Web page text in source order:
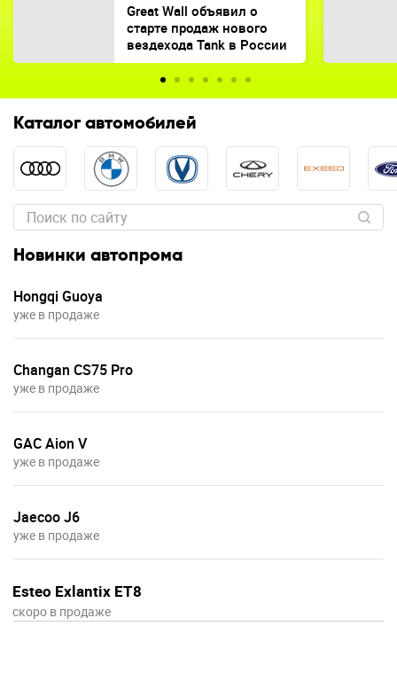
Great Wall объявил о
старте продаж нового
вездехода Tank в России
Каталог автомобилей
Новинки автопрома
Hongqi Guoya
уже в продаже
Changan CS75 Pro
уже в продаже
GAC Aion V
уже в продаже
Jaecoo J6
уже в продаже
Esteo Exlantix ET8
скоро в продаже